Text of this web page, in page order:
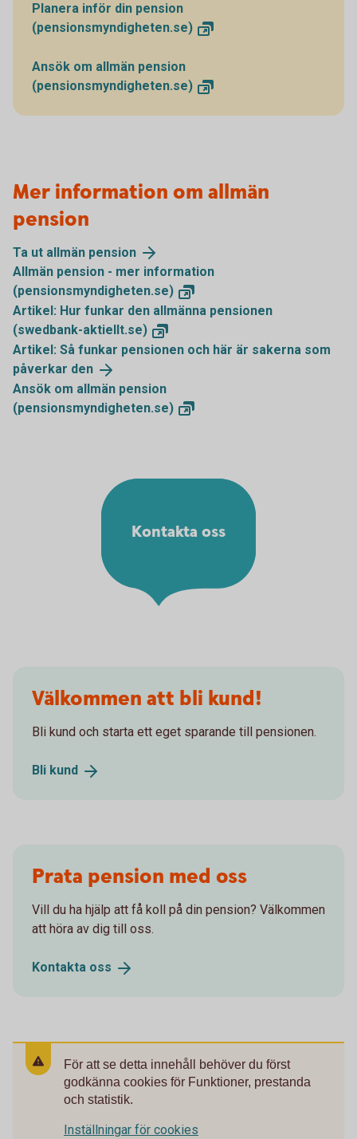
Planera inför din pension
(pensionsmyndigheten.se)
Ansök om allmän pension
(pensionsmyndigheten.se)
Mer information om allmän
pension
Ta ut allmän pension
Allmän pension - mer information
(pensionsmyndigheten.se)
Artikel: Hur funkar den allmänna pensionen
(swedbank-aktiellt.se)
Artikel: Så funkar pensionen och här är sakerna som
påverkar den
Ansök om allmän pension
(pensionsmyndigheten.se)
Kontakta oss
Välkommen att bli kund!
Bli kund och starta ett eget sparande till pensionen.
Bli kund
Prata pension med oss
Vill du ha hjälp att få koll på din pension? Välkommen
att höra av dig till oss.
Kontakta oss
För att se detta innehåll behöver du först
godkänna cookies för Funktioner, prestanda
och statistik.
Inställningar för cookies